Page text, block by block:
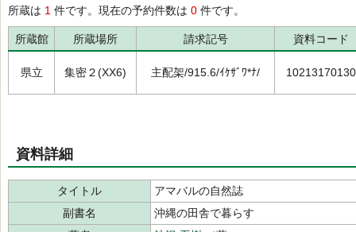
所蔵は 1 件です。現在の予約件数は 0 件です。
所蔵館 所蔵場所 請求記号 資料コード
県立 集密２(XX6) 主配架/915.6/ｲｹｻﾞﾜ*ﾅ/ 10213170130
資料詳細
タイトル
アマバルの自然誌
副書名
沖縄の田舎で暮らす